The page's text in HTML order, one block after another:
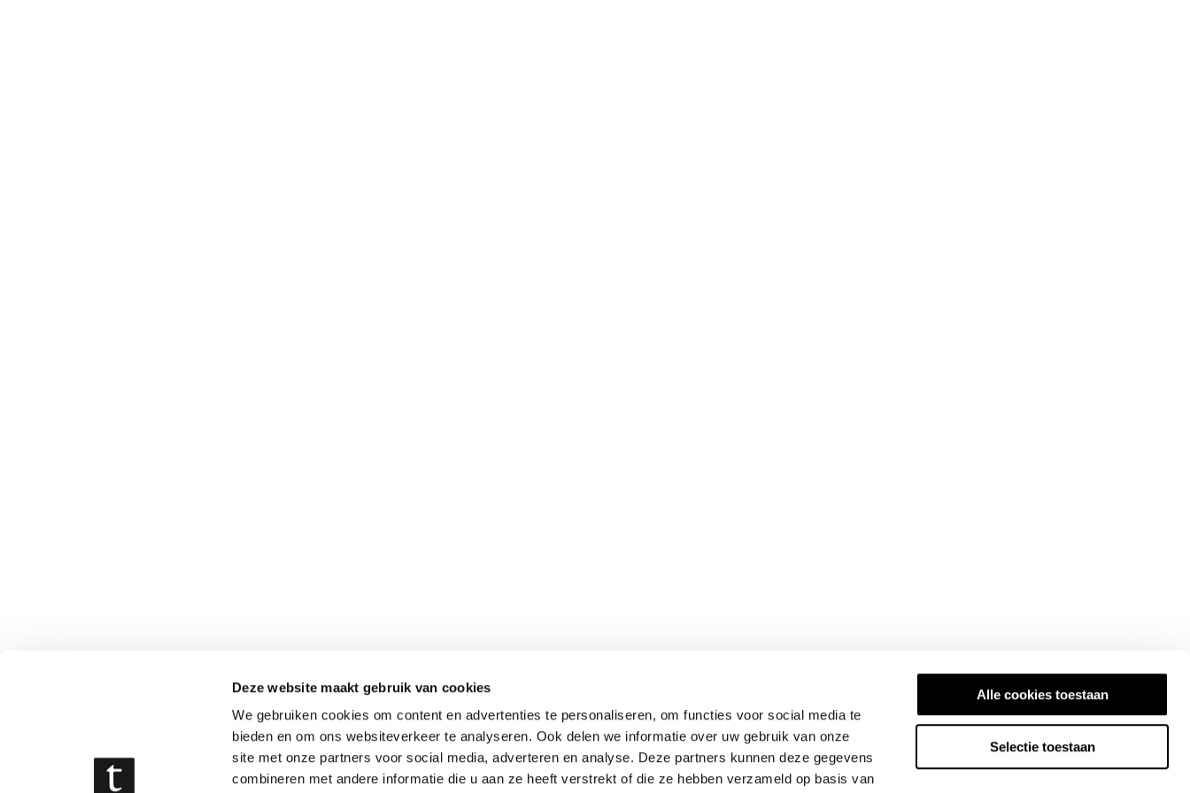
Deze website maakt gebruik van cookies
We gebruiken cookies om content en advertenties te personaliseren, om functies voor social media te
bieden en om ons websiteverkeer te analyseren. Ook delen we informatie over uw gebruik van onze
site met onze partners voor social media, adverteren en analyse. Deze partners kunnen deze gegevens
combineren met andere informatie die u aan ze heeft verstrekt of die ze hebben verzameld op basis van
Alle cookies toestaan
Selectie toestaan